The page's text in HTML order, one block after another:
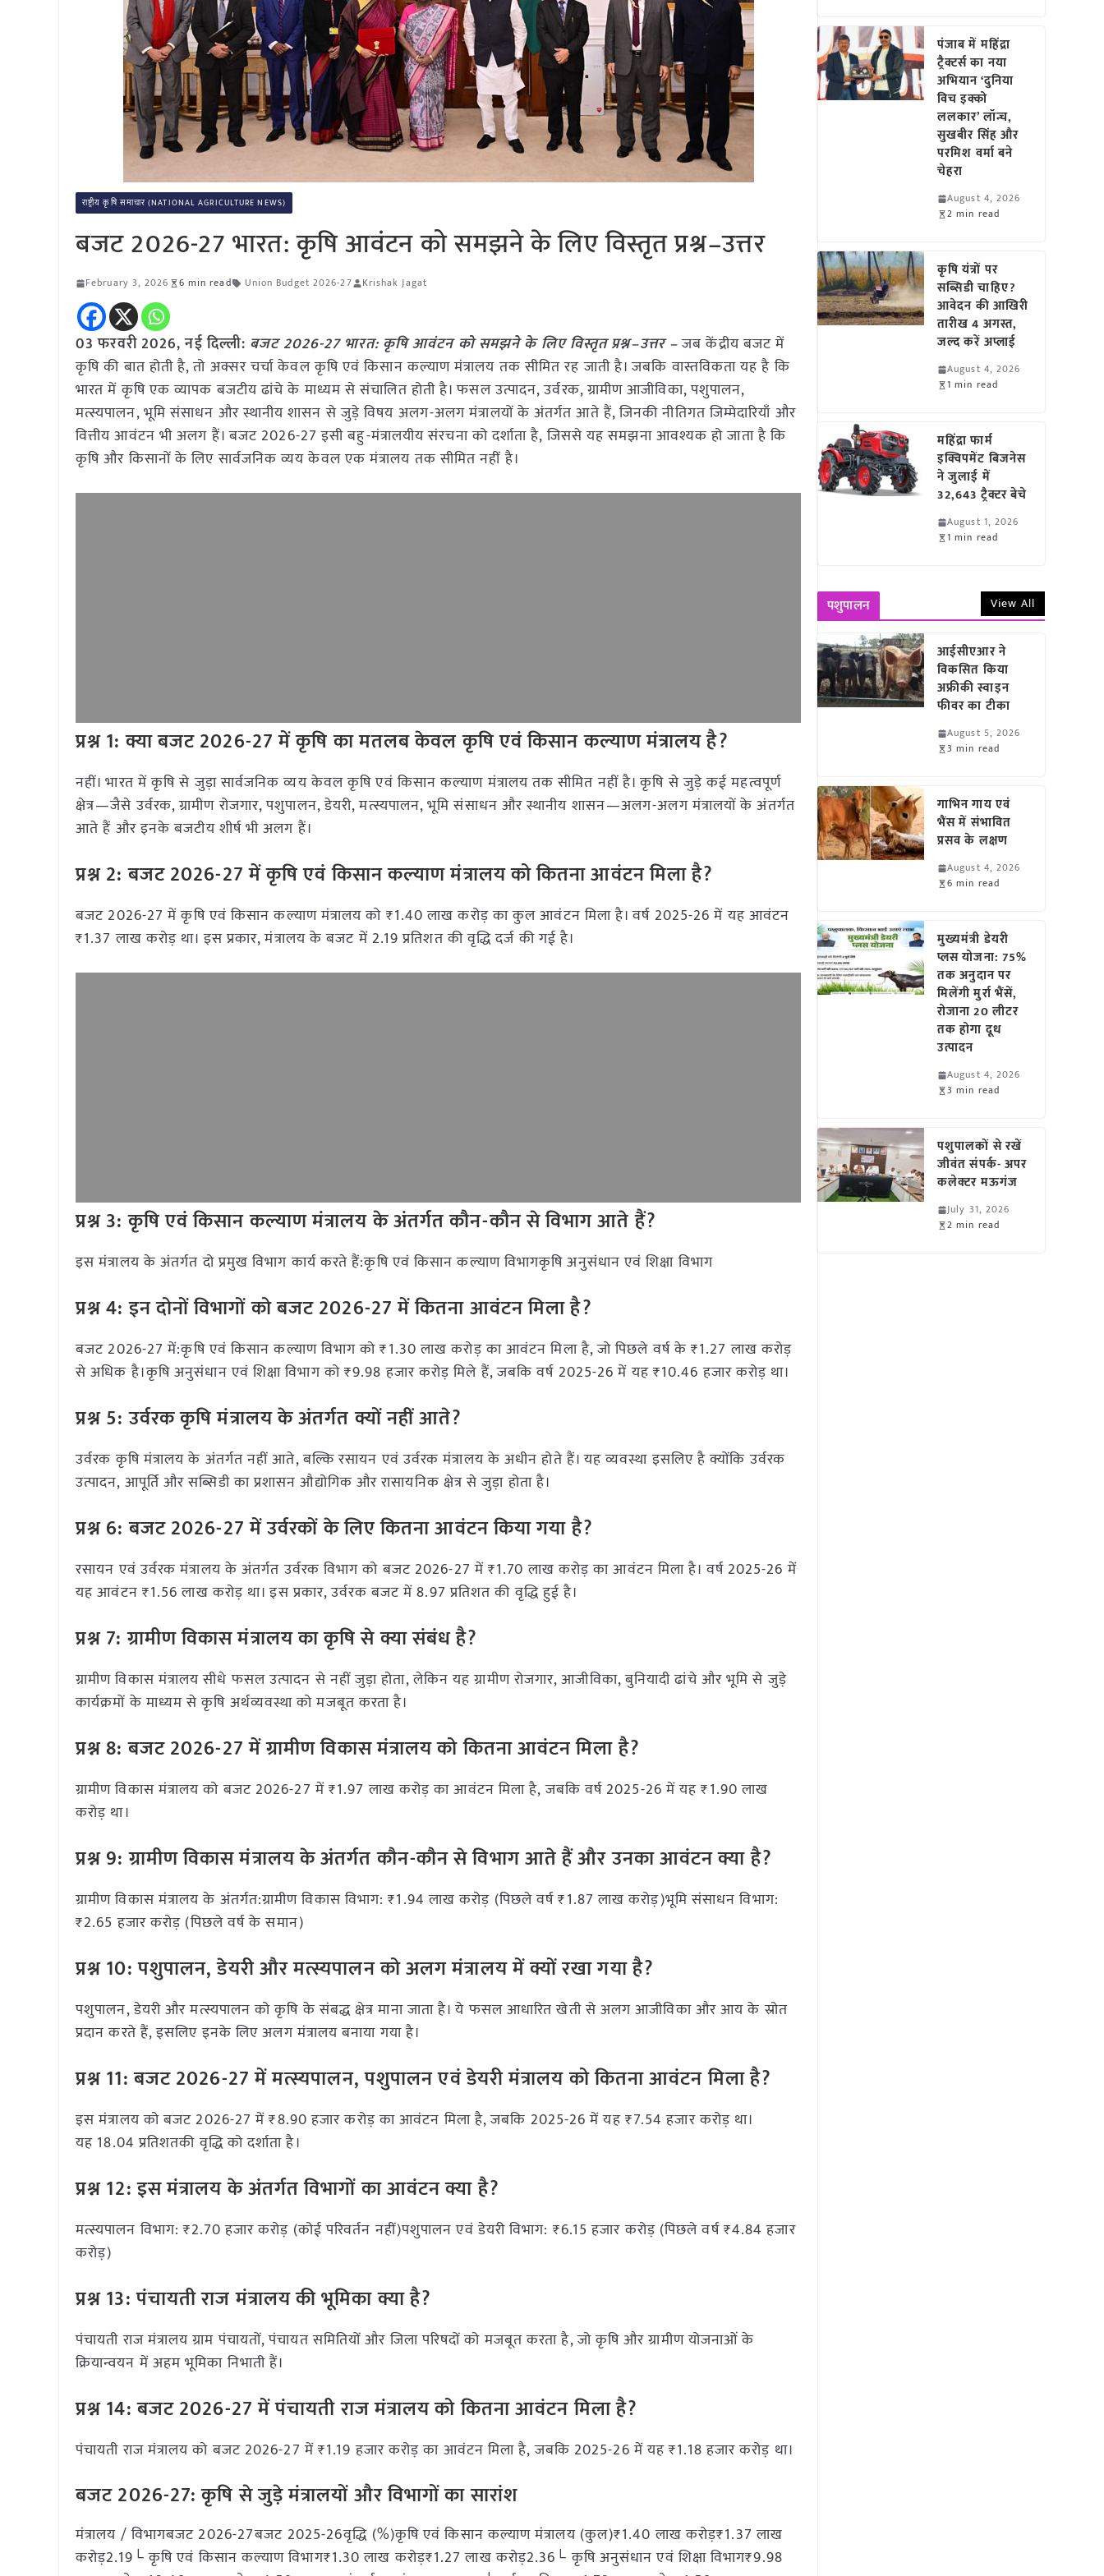
राष्ट्रीय कृषि समाचार (NATIONAL AGRICULTURE NEWS)
बजट 2026-27 भारत: कृषि आवंटन को समझने के लिए विस्तृत प्रश्न–उत्तर
February 3, 2026 6 min read Union Budget 2026-27 Krishak Jagat
03 फरवरी 2026, नई दिल्ली: बजट 2026-27 भारत: कृषि आवंटन को समझने के लिए विस्तृत प्रश्न–उत्तर –जब केंद्रीय बजट में
कृषि की बात होती है, तो अक्सर चर्चा केवल कृषि एवं किसान कल्याण मंत्रालय तक सीमित रह जाती है। जबकि वास्तविकता यह है कि
भारत में कृषि एक व्यापक बजटीय ढांचे के माध्यम से संचालित होती है। फसल उत्पादन, उर्वरक, ग्रामीण आजीविका, पशुपालन,
मत्स्यपालन, भूमि संसाधन और स्थानीय शासन से जुड़े विषय अलग-अलग मंत्रालयों के अंतर्गत आते हैं, जिनकी नीतिगत जिम्मेदारियाँ और
वित्तीय आवंटन भी अलग हैं। बजट 2026-27 इसी बहु-मंत्रालयीय संरचना को दर्शाता है, जिससे यह समझना आवश्यक हो जाता है कि
कृषि और किसानों के लिए सार्वजनिक व्यय केवल एक मंत्रालय तक सीमित नहीं है।
प्रश्न 1: क्या बजट 2026-27 में कृषि का मतलब केवल कृषि एवं किसान कल्याण मंत्रालय है?
नहीं। भारत में कृषि से जुड़ा सार्वजनिक व्यय केवल कृषि एवं किसान कल्याण मंत्रालय तक सीमित नहीं है। कृषि से जुड़े कई महत्वपूर्ण
क्षेत्र—जैसे उर्वरक, ग्रामीण रोजगार, पशुपालन, डेयरी, मत्स्यपालन, भूमि संसाधन और स्थानीय शासन—अलग-अलग मंत्रालयों के अंतर्गत
आते हैं और इनके बजटीय शीर्ष भी अलग हैं।
प्रश्न 2: बजट 2026-27 में कृषि एवं किसान कल्याण मंत्रालय को कितना आवंटन मिला है?
बजट 2026-27 में कृषि एवं किसान कल्याण मंत्रालय को ₹1.40 लाख करोड़ का कुल आवंटन मिला है। वर्ष 2025-26 में यह आवंटन
₹1.37 लाख करोड़ था। इस प्रकार, मंत्रालय के बजट में 2.19 प्रतिशत की वृद्धि दर्ज की गई है।
प्रश्न 3: कृषि एवं किसान कल्याण मंत्रालय के अंतर्गत कौन-कौन से विभाग आते हैं?
इस मंत्रालय के अंतर्गत दो प्रमुख विभाग कार्य करते हैं:कृषि एवं किसान कल्याण विभागकृषि अनुसंधान एवं शिक्षा विभाग
प्रश्न 4: इन दोनों विभागों को बजट 2026-27 में कितना आवंटन मिला है?
बजट 2026-27 में:कृषि एवं किसान कल्याण विभाग को ₹1.30 लाख करोड़ का आवंटन मिला है, जो पिछले वर्ष के ₹1.27 लाख करोड़
से अधिक है।कृषि अनुसंधान एवं शिक्षा विभाग को ₹9.98 हजार करोड़ मिले हैं, जबकि वर्ष 2025-26 में यह ₹10.46 हजार करोड़ था।
प्रश्न 5: उर्वरक कृषि मंत्रालय के अंतर्गत क्यों नहीं आते?
उर्वरक कृषि मंत्रालय के अंतर्गत नहीं आते, बल्कि रसायन एवं उर्वरक मंत्रालय के अधीन होते हैं। यह व्यवस्था इसलिए है क्योंकि उर्वरक
उत्पादन, आपूर्ति और सब्सिडी का प्रशासन औद्योगिक और रासायनिक क्षेत्र से जुड़ा होता है।
प्रश्न 6: बजट 2026-27 में उर्वरकों के लिए कितना आवंटन किया गया है?
रसायन एवं उर्वरक मंत्रालय के अंतर्गत उर्वरक विभाग को बजट 2026-27 में ₹1.70 लाख करोड़ का आवंटन मिला है। वर्ष 2025-26 में
यह आवंटन ₹1.56 लाख करोड़ था। इस प्रकार, उर्वरक बजट में 8.97 प्रतिशत की वृद्धि हुई है।
प्रश्न 7: ग्रामीण विकास मंत्रालय का कृषि से क्या संबंध है?
ग्रामीण विकास मंत्रालय सीधे फसल उत्पादन से नहीं जुड़ा होता, लेकिन यह ग्रामीण रोजगार, आजीविका, बुनियादी ढांचे और भूमि से जुड़े
कार्यक्रमों के माध्यम से कृषि अर्थव्यवस्था को मजबूत करता है।
प्रश्न 8: बजट 2026-27 में ग्रामीण विकास मंत्रालय को कितना आवंटन मिला है?
ग्रामीण विकास मंत्रालय को बजट 2026-27 में ₹1.97 लाख करोड़ का आवंटन मिला है, जबकि वर्ष 2025-26 में यह ₹1.90 लाख
करोड़ था।
प्रश्न 9: ग्रामीण विकास मंत्रालय के अंतर्गत कौन-कौन से विभाग आते हैं और उनका आवंटन क्या है?
ग्रामीण विकास मंत्रालय के अंतर्गत:ग्रामीण विकास विभाग: ₹1.94 लाख करोड़ (पिछले वर्ष ₹1.87 लाख करोड़)भूमि संसाधन विभाग:
₹2.65 हजार करोड़ (पिछले वर्ष के समान)
प्रश्न 10: पशुपालन, डेयरी और मत्स्यपालन को अलग मंत्रालय में क्यों रखा गया है?
पशुपालन, डेयरी और मत्स्यपालन को कृषि के संबद्ध क्षेत्र माना जाता है। ये फसल आधारित खेती से अलग आजीविका और आय के स्रोत
प्रदान करते हैं, इसलिए इनके लिए अलग मंत्रालय बनाया गया है।
प्रश्न 11: बजट 2026-27 में मत्स्यपालन, पशुपालन एवं डेयरी मंत्रालय को कितना आवंटन मिला है?
इस मंत्रालय को बजट 2026-27 में ₹8.90 हजार करोड़ का आवंटन मिला है, जबकि 2025-26 में यह ₹7.54 हजार करोड़ था।
यह 18.04 प्रतिशतकी वृद्धि को दर्शाता है।
प्रश्न 12: इस मंत्रालय के अंतर्गत विभागों का आवंटन क्या है?
मत्स्यपालन विभाग: ₹2.70 हजार करोड़ (कोई परिवर्तन नहीं)पशुपालन एवं डेयरी विभाग: ₹6.15 हजार करोड़ (पिछले वर्ष ₹4.84 हजार
करोड़)
प्रश्न 13: पंचायती राज मंत्रालय की भूमिका क्या है?
पंचायती राज मंत्रालय ग्राम पंचायतों, पंचायत समितियों और जिला परिषदों को मजबूत करता है, जो कृषि और ग्रामीण योजनाओं के
क्रियान्वयन में अहम भूमिका निभाती हैं।
प्रश्न 14: बजट 2026-27 में पंचायती राज मंत्रालय को कितना आवंटन मिला है?
पंचायती राज मंत्रालय को बजट 2026-27 में ₹1.19 हजार करोड़ का आवंटन मिला है, जबकि 2025-26 में यह ₹1.18 हजार करोड़ था।
बजट 2026-27: कृषि से जुड़े मंत्रालयों और विभागों का सारांश
मंत्रालय / विभागबजट 2026-27बजट 2025-26वृद्धि (%)कृषि एवं किसान कल्याण मंत्रालय (कुल)₹1.40 लाख करोड़₹1.37 लाख
करोड़2.19└ कृषि एवं किसान कल्याण विभाग₹1.30 लाख करोड़₹1.27 लाख करोड़2.36└ कृषि अनुसंधान एवं शिक्षा विभाग₹9.98
पंजाब में महिंद्रा
ट्रैक्टर्स का नया
अभियान ‘दुनिया
विच इक्को
ललकार’ लॉन्च,
सुखबीर सिंह और
परमिश वर्मा बने
चेहरा
August 4, 2026
2 min read
कृषि यंत्रों पर
सब्सिडी चाहिए?
आवेदन की आखिरी
तारीख 4 अगस्त,
जल्द करें अप्लाई
August 4, 2026
1 min read
महिंद्रा फार्म
इक्विपमेंट बिजनेस
ने जुलाई में
32,643 ट्रैक्टर बेचे
August 1, 2026
1 min read
पशुपालन View All
आईसीएआर ने
विकसित किया
अफ्रीकी स्वाइन
फीवर का टीका
August 5, 2026
3 min read
गाभिन गाय एवं
भैंस में संभावित
प्रसव के लक्षण
August 4, 2026
6 min read
मुख्यमंत्री डेयरी
प्लस योजना: 75%
तक अनुदान पर
मिलेंगी मुर्रा भैंसें,
रोजाना 20 लीटर
तक होगा दूध
उत्पादन
August 4, 2026
3 min read
पशुपालकों से रखें
जीवंत संपर्क- अपर
कलेक्टर मऊगंज
July 31, 2026
2 min read